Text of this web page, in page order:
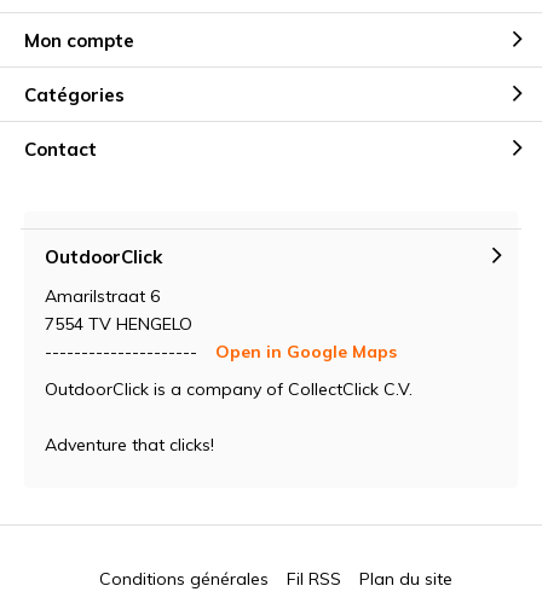
Mon compte
Catégories
Contact
OutdoorClick
Amarilstraat 6
7554 TV HENGELO
---------------------
Open in Google Maps
OutdoorClick is a company of CollectClick C.V.
Adventure that clicks!
Conditions générales Fil RSS Plan du site